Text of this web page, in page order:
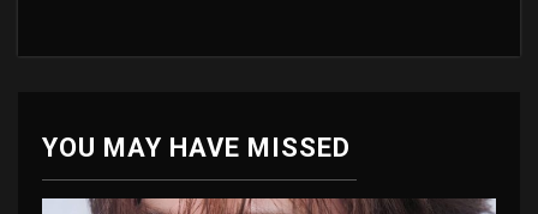
YOU MAY HAVE MISSED